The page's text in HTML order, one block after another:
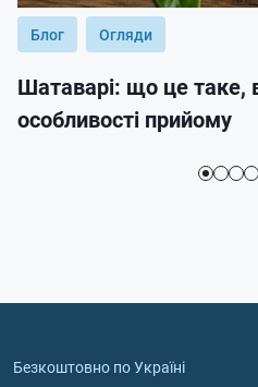
Блог Огляди
Шатаварі: що це таке,
особливості прийому
Безкоштовно по Україні